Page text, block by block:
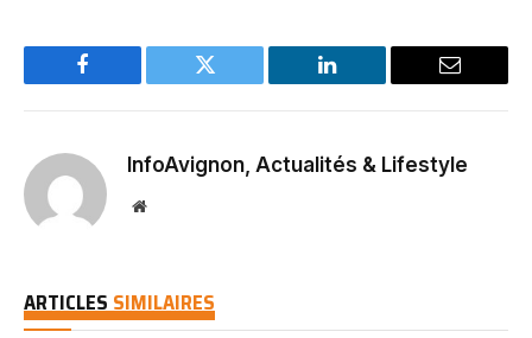
Facebook Twitter LinkedIn Email
InfoAvignon, Actualités & Lifestyle
Website
ARTICLESSIMILAIRES